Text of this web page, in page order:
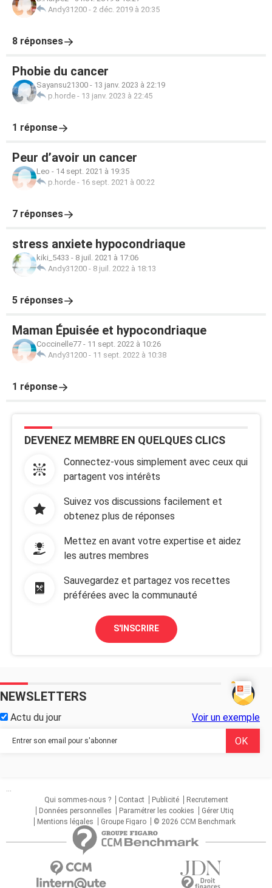
Andy31200 - 2 déc. 2019 à 20:35
8 réponses
Phobie du cancer
Sayansu21300 - 13 janv. 2023 à 22:19
p.horde - 13 janv. 2023 à 22:45
1 réponse
Peur d’avoir un cancer
Leo - 14 sept. 2021 à 19:35
p.horde - 16 sept. 2021 à 00:22
7 réponses
stress anxiete hypocondriaque
kiki_5433 - 8 juil. 2021 à 17:06
Andy31200 - 8 juil. 2022 à 18:13
5 réponses
Maman Épuisée et hypocondriaque
Coccinelle77 - 11 sept. 2022 à 10:26
Andy31200 - 11 sept. 2022 à 10:38
1 réponse
DEVENEZ MEMBRE EN QUELQUES CLICS
Connectez-vous simplement avec ceux qui
partagent vos intérêts
Suivez vos discussions facilement et
obtenez plus de réponses
Mettez en avant votre expertise et aidez
les autres membres
Sauvegardez et partagez vos recettes
préférées avec la communauté
S'INSCRIRE
NEWSLETTERS
Actu du jour Voir un exemple
...
Qui sommes-nous ?
Contact Publicité
Recrutement
Données personnelles
Paramétrer les cookies
Gérer Utiq
Mentions légales
Groupe Figaro © 2026 CCM Benchmark